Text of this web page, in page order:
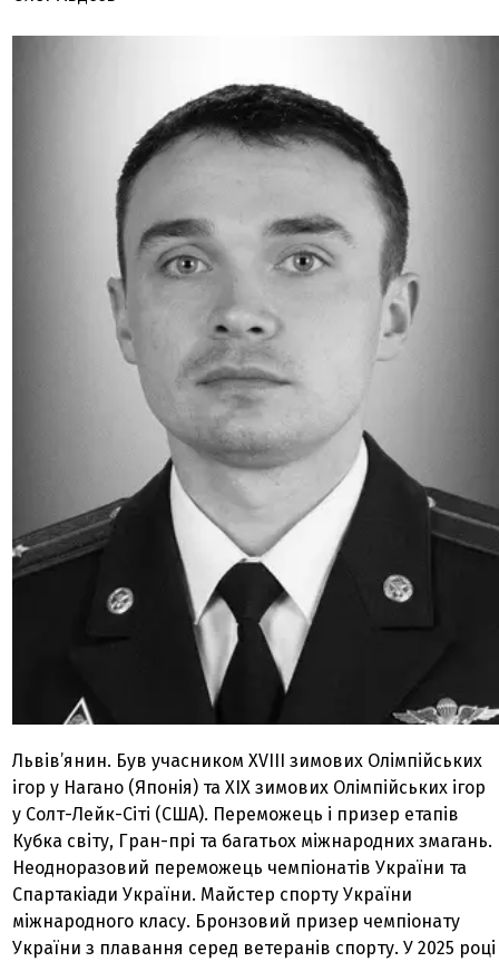
Львів’янин. Був учасником XVIII зимових Олімпійських
ігор у Нагано (Японія) та XIX зимових Олімпійських ігор
у Солт-Лейк-Сіті (США). Переможець і призер етапів
Кубка світу, Гран-прі та багатьох міжнародних змагань.
Неодноразовий переможець чемпіонатів України та
Спартакіади України. Майстер спорту України
міжнародного класу. Бронзовий призер чемпіонату
України з плавання серед ветеранів спорту. У 2025 році